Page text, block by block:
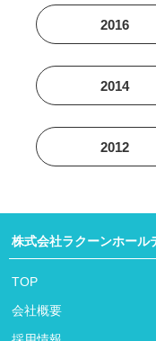
2016
2014
2012
株式会社ラクーンホール
TOP
会社概要